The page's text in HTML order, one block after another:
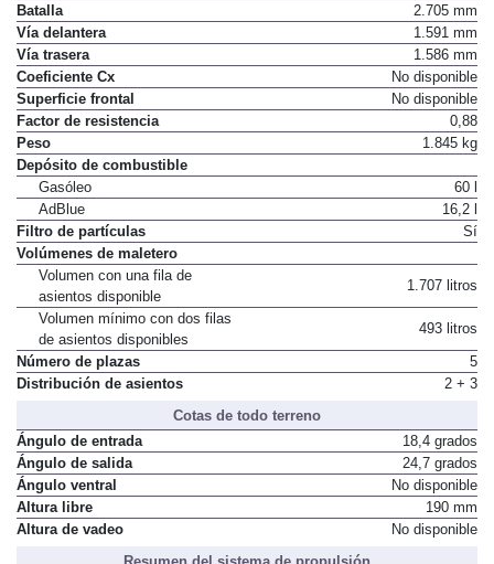
Batalla
2.705 mm
Vía delantera
1.591 mm
Vía trasera
1.586 mm
Coeficiente Cx
No disponible
Superficie frontal
No disponible
Factor de resistencia
0,88
Peso
1.845 kg
Depósito de combustible
Gasóleo
60 l
AdBlue
16,2 l
Filtro de partículas
Sí
Volúmenes de maletero
Volumen con una fila de
asientos disponible
1.707 litros
Volumen mínimo con dos filas
de asientos disponibles
493 litros
Número de plazas
5
Distribución de asientos
2 + 3
Cotas de todo terreno
Ángulo de entrada
18,4 grados
Ángulo de salida
24,7 grados
Ángulo ventral
No disponible
Altura libre
190 mm
Altura de vadeo
No disponible